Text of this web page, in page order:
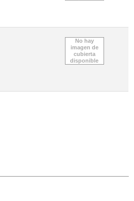
No hay
imagen de
cubierta
disponible